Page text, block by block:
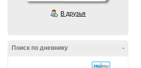
В друзья
-
Поиск по дневнику